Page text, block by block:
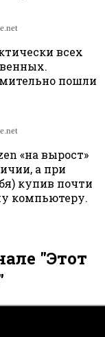
всех
пошли
«на вырост»
а при
купив почти
компьютеру.
"Этот